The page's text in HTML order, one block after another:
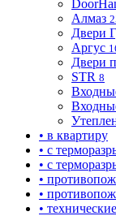
Алмаз
Двери
Аргус
Двери
STR 8
• в квартиру
• с
• с
•
•
•